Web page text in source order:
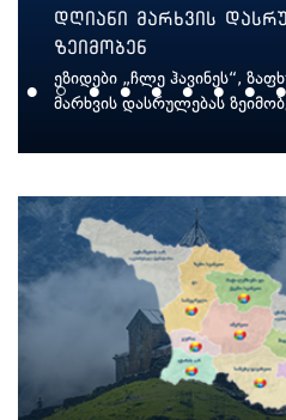
რელიგიის სააგენტოს
ელჩი ეწვია